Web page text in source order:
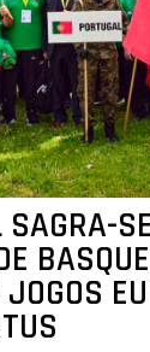
SAGRA-